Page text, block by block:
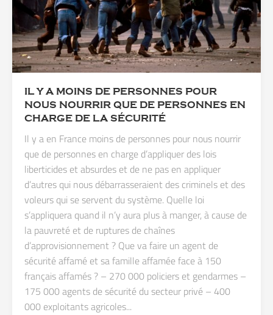
IL Y A MOINS DE PERSONNES POUR
NOUS NOURRIR QUE DE PERSONNES EN
CHARGE DE LA SÉCURITÉ
Il y a en France moins de personnes pour nous nourrir
que de personnes en charge d’appliquer des lois
liberticides et absurdes et de ne pas en appliquer
d’autres qui nous débarrasseraient des criminels et des
voleurs qui se servent du système. Quelle loi
s’appliquera quand il n’y aura plus à manger, à cause de
la pauvreté et de ruptures de chaînes
d’approvisionnement ? Que va faire un agent de
sécurité affamé et sa famille affamée face à 150
français affamés ? – 270 000 policiers et gendarmes –
175 000 agents de sécurité du secteur privé – 400
000 exploitants agricoles...